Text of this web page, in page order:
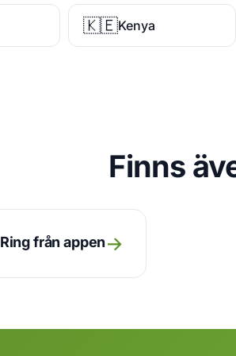
🇰🇪Kenya
Finns
Ring från appen→